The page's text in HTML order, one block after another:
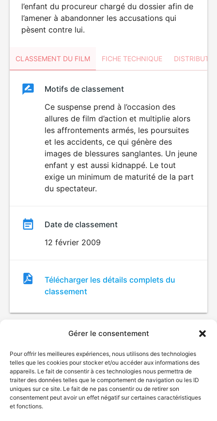
Gérer le consentement
Pour offrir les meilleures expériences, nous utilisons des technologies
telles que les cookies pour stocker et/ou accéder aux informations des
appareils. Le fait de consentir à ces technologies nous permettra de
traiter des données telles que le comportement de navigation ou les ID
uniques sur ce site. Le fait de ne pas consentir ou de retirer son
consentement peut avoir un effet négatif sur certaines caractéristiques
et fonctions.
l’enfant du procureur chargé du dossier afin de
l’amener à abandonner les accusations qui
pèsent contre lui.
CLASSEMENT DU FILM FICHE TECHNIQUE
ClassementClassement
VIOLENCE
Motifs de classement
Ce suspense prend à l’occasion des
allures de film d’action et multiplie alors
les affrontements armés, les poursuites
et les accidents, ce qui génère des
images de blessures sanglantes. Un jeune
enfant y est aussi kidnappé. Le tout
exige un minimum de maturité de la part
du spectateur.
Date de classement
12 février 2009
Fichier
de
classement
Télécharger les détails complets du
classement
© Gouvernement du Québec, 2026